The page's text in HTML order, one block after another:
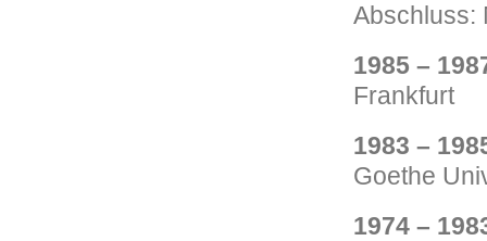
Abschluss:
1985 –
Frankfurt
1983 –
Goethe
1974 –